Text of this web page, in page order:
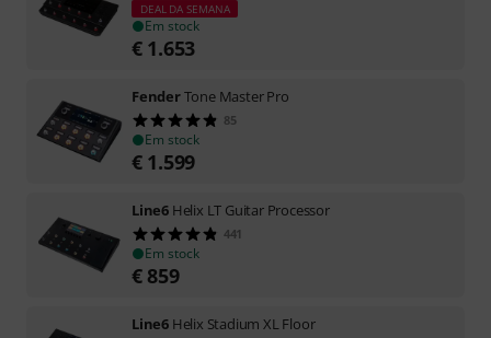
DEAL DA SEMANA
Em stock
€ 1.653
FenderTone Master Pro
85
Em stock
€ 1.599
Line6 Helix LT Guitar Processor
441
Em stock
€ 859
Line6 Helix Stadium XL Floor